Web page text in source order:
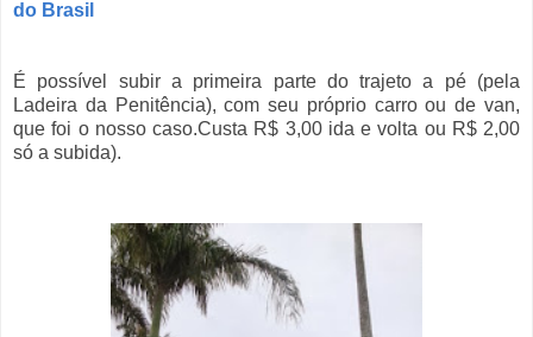
do Brasil
É possível subir a primeira parte do trajeto a pé (pela
Ladeira da Penitência), com seu próprio carro ou de van,
que foi o nosso caso.Custa R$ 3,00 ida e volta ou R$ 2,00
só a subida).